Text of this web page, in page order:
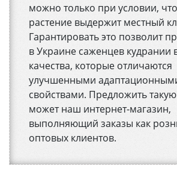
можно только при условии,
растение выдержит местный
Гарантировать это позволит
в Украине саженцев кудрании
качества, которые отличаются
улучшенными
свойствами. Предложить
может наш интернет-магазин,
выполняющий заказы как
оптовых клиентов.